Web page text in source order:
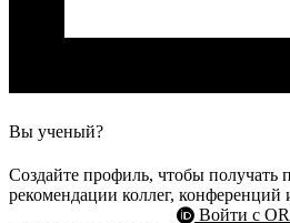
Вы ученый?
Создайте профиль, чтобы получать
рекомендации коллег, конференций
Войти с